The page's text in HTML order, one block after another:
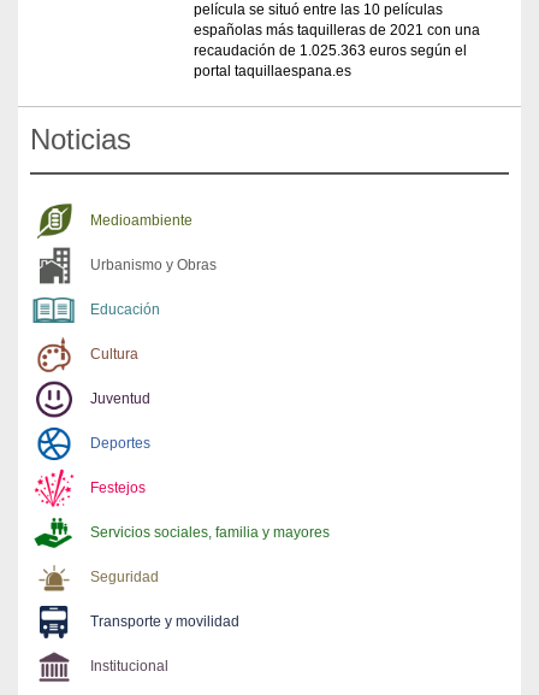
película se situó entre las 10 películas
españolas más taquilleras de 2021 con una
recaudación de 1.025.363 euros según el
portal taquillaespana.es
Noticias
Medioambiente
Urbanismo y Obras
Educación
Cultura
Juventud
Deportes
Festejos
Servicios sociales, familia y mayores
Seguridad
Transporte y movilidad
Institucional